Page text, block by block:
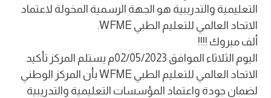
التعليمية والتدريبية هو الجهة الرسمية المخولة لاعتماد
الاتحاد العالمي للتعليم الطبي WFME.
ألف مبروك !!!!
اليوم الثلاثاء الموافق 02/05/2023م يستلم المركز تأكيد
الاتحاد العالمي للتعليم الطبي WFME بأن المركز الوطني
لضمان جودة واعتماد المؤسسات التعليمية والتدريبية